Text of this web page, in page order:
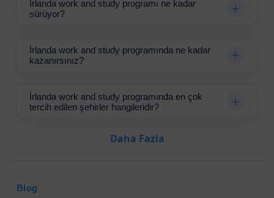
uluslararası bir çevre,
Herhangi bir sektörde iş
konaklama, iş
İrlanda work and study programı ne kadar
sürüyor?
İrlanda work and study programında ne kadar
kazanırsınız?
İrlanda work and study programında en çok
tercih edilen şehirler hangileridir?
Daha Fazla
Blog